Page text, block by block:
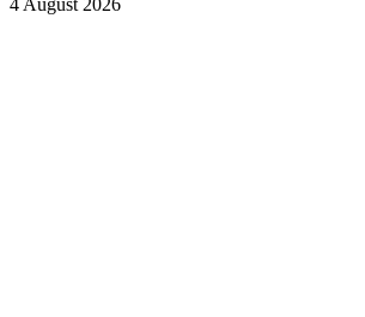
4 August 2026